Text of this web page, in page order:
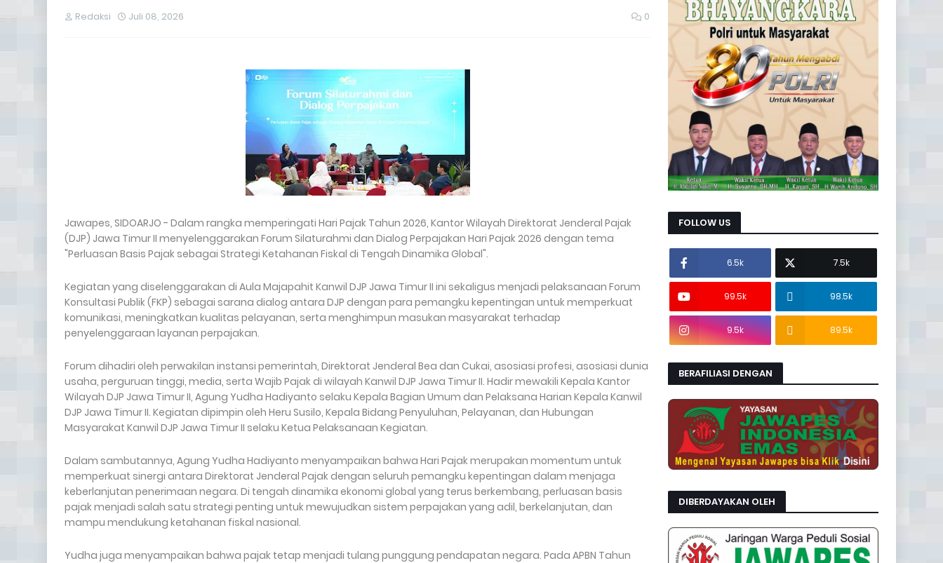
Redaksi Juli 08, 2026 0
Jawapes, SIDOARJO - Dalam rangka memperingati Hari Pajak Tahun 2026, Kantor Wilayah Direktorat Jenderal Pajak
(DJP) Jawa Timur II menyelenggarakan Forum Silaturahmi dan Dialog Perpajakan Hari Pajak 2026 dengan tema
"Perluasan Basis Pajak sebagai Strategi Ketahanan Fiskal di Tengah Dinamika Global".
Kegiatan yang diselenggarakan di Aula Majapahit Kanwil DJP Jawa Timur II ini sekaligus menjadi pelaksanaan Forum
Konsultasi Publik (FKP) sebagai sarana dialog antara DJP dengan para pemangku kepentingan untuk memperkuat
komunikasi, meningkatkan kualitas pelayanan, serta menghimpun masukan masyarakat terhadap
penyelenggaraan layanan perpajakan.
Forum dihadiri oleh perwakilan instansi pemerintah, Direktorat Jenderal Bea dan Cukai, asosiasi profesi, asosiasi dunia
usaha, perguruan tinggi, media, serta Wajib Pajak di wilayah Kanwil DJP Jawa Timur II. Hadir mewakili Kepala Kantor
Wilayah DJP Jawa Timur II, Agung Yudha Hadiyanto selaku Kepala Bagian Umum dan Pelaksana Harian Kepala Kanwil
DJP Jawa Timur II. Kegiatan dipimpin oleh Heru Susilo, Kepala Bidang Penyuluhan, Pelayanan, dan Hubungan
Masyarakat Kanwil DJP Jawa Timur II selaku Ketua Pelaksanaan Kegiatan.
Dalam sambutannya, Agung Yudha Hadiyanto menyampaikan bahwa Hari Pajak merupakan momentum untuk
memperkuat sinergi antara Direktorat Jenderal Pajak dengan seluruh pemangku kepentingan dalam menjaga
keberlanjutan penerimaan negara. Di tengah dinamika ekonomi global yang terus berkembang, perluasan basis
pajak menjadi salah satu strategi penting untuk mewujudkan sistem perpajakan yang adil, berkelanjutan, dan
mampu mendukung ketahanan fiskal nasional.
Yudha juga menyampaikan bahwa pajak tetap menjadi tulang punggung pendapatan negara. Pada APBN Tahun
FOLLOW US
6.5k 7.5k
99.5k 98.5k
9.5k 89.5k
BERAFILIASI DENGAN
DIBERDAYAKAN OLEH